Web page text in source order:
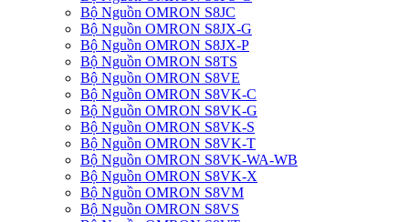
Bộ Nguồn OMRON S8JC
Bộ Nguồn OMRON S8JX-G
Bộ Nguồn OMRON S8JX-P
Bộ Nguồn OMRON S8TS
Bộ Nguồn OMRON S8VE
Bộ Nguồn OMRON S8VK-C
Bộ Nguồn OMRON S8VK-G
Bộ Nguồn OMRON S8VK-S
Bộ Nguồn OMRON S8VK-T
Bộ Nguồn OMRON S8VK-WA-WB
Bộ Nguồn OMRON S8VK-X
Bộ Nguồn OMRON S8VM
Bộ Nguồn OMRON S8VS